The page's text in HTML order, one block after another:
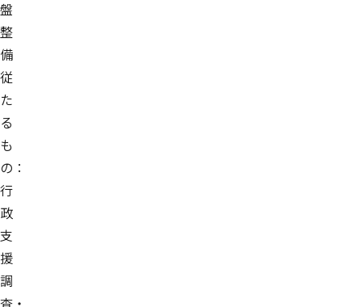
盤
整
備
従
た
る
も
の：
行
政
支
援
調
査・